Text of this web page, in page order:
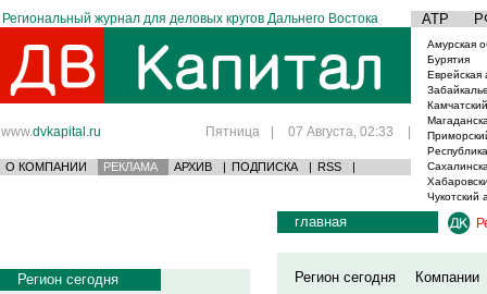
Региональный журнал для деловых кругов Дальнего Востока АТР
www.dvkapital.ru Пятница | 07 Августа, 02:33 |
О КОМПАНИИ РЕКЛАМА АРХИВ | ПОДПИСКА | RSS |
Амурская
Бурятия
Еврейская
Чукотский
Регион сегодня
главная
Регион сегодня
Компании